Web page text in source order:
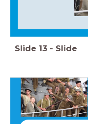
Slide 13 - Slide